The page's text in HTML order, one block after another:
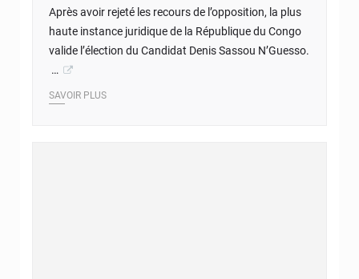
Après avoir rejeté les recours de l’opposition, la plus
haute instance juridique de la République du Congo
valide l’élection du Candidat Denis Sassou N’Guesso.
…
SAVOIR PLUS